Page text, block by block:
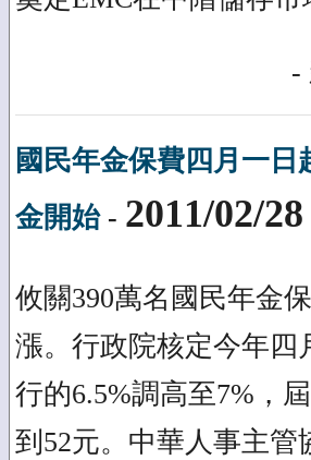
-
國民年金保費四月一
金開始- 2011/02/28
攸關390萬名國民年金
漲。行政院核定今年四
行的6.5%調高至7%，
到52元。中華人事主